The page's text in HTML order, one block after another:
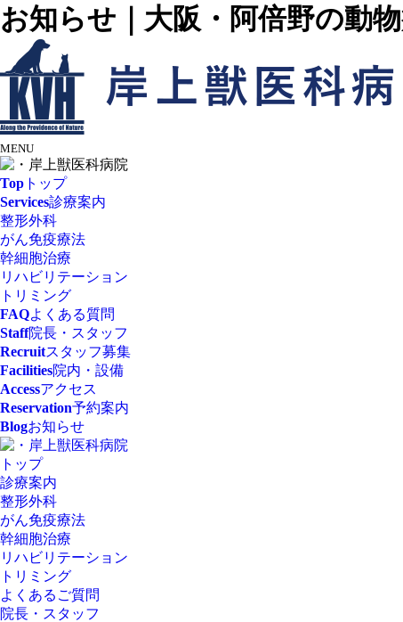
お知らせ｜大阪・阿倍野の動
MENU
Top トップ
Services診療案内
整形外科
がん免疫療法
幹細胞治療
リハビリテーション
トリミング
FAQよくある質問
Staff院長・スタッフ
Recruitスタッフ募集
Facilities院内・設備
Accessアクセス
Reservation予約案内
Blogお知らせ
トップ
診療案内
整形外科
がん免疫療法
幹細胞治療
リハビリテーション
トリミング
よくあるご質問
院長・スタッフ